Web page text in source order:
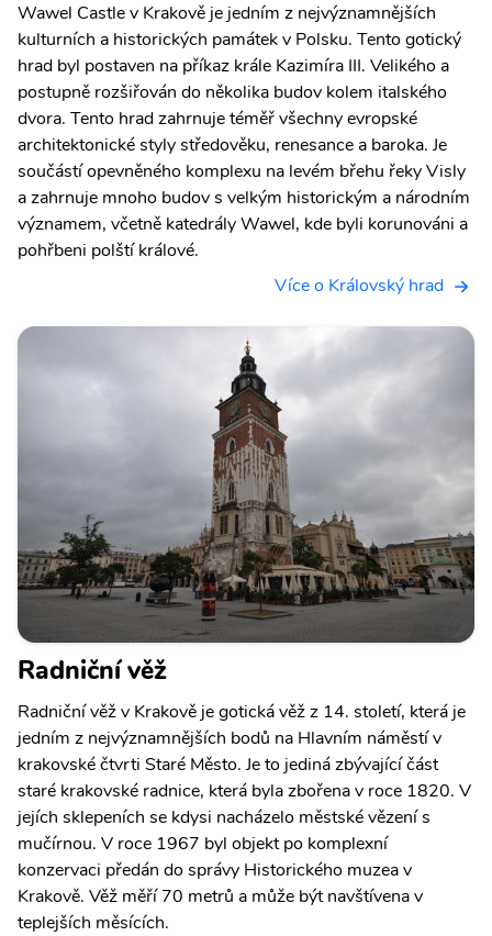
Wawel Castle v Krakově je jedním z nejvýznamnějších
kulturních a historických památek v Polsku. Tento gotický
hrad byl postaven na příkaz krále Kazimíra III. Velikého a
postupně rozšiřován do několika budov kolem italského
dvora. Tento hrad zahrnuje téměř všechny evropské
architektonické styly středověku, renesance a baroka. Je
součástí opevněného komplexu na levém břehu řeky Visly
a zahrnuje mnoho budov s velkým historickým a národním
významem, včetně katedrály Wawel, kde byli korunováni a
pohřbeni polští králové.
Více o Královský hrad
Radniční věž
Radniční věž v Krakově je gotická věž z 14. století, která je
jedním z nejvýznamnějších bodů na Hlavním náměstí v
krakovské čtvrti Staré Město. Je to jediná zbývající část
staré krakovské radnice, která byla zbořena v roce 1820. V
jejích sklepeních se kdysi nacházelo městské vězení s
mučírnou. V roce 1967 byl objekt po komplexní
konzervaci předán do správy Historického muzea v
Krakově. Věž měří 70 metrů a může být navštívena v
teplejších měsících.